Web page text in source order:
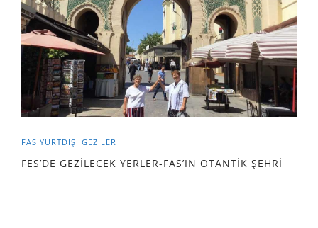
FAS YURTDIŞI GEZILER
FES’DE GEZİLECEK YERLER-FAS’IN OTANTİK ŞEHRİ